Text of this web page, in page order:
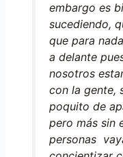
embargo es
sucediendo,
que para
a delante
nosotros
con la gente,
poquito de
pero más sin
personas